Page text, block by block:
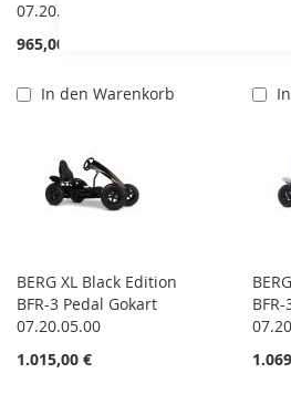
07.20.17.00
965,00 €
In den Warenkorb
BERG XL Black Edition
BFR-3 Pedal Gokart
07.20.05.00
1.015,00 €